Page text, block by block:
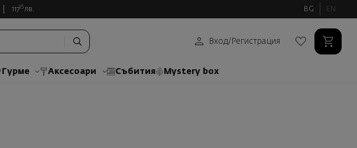
11735 лв. BG EN
Вход/ Регистрация
Гурме Аксесоари Събития Mystery box